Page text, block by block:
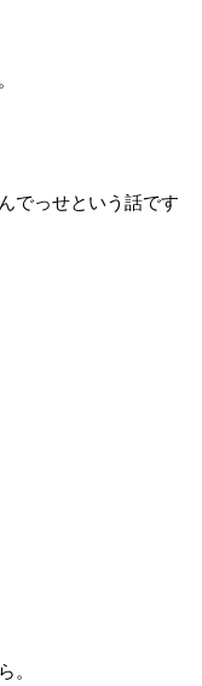
でっせという話です
。